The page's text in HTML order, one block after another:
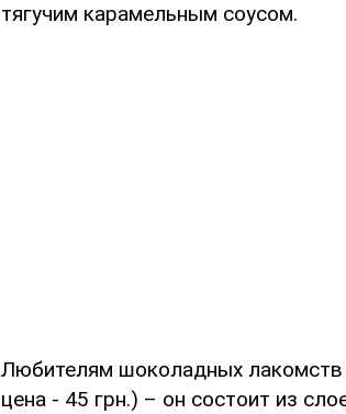
тягучим карамельным соусом.
Любителям шоколадных
цена - 45 грн.) – он состоит из